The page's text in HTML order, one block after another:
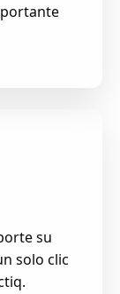
su
solo clic